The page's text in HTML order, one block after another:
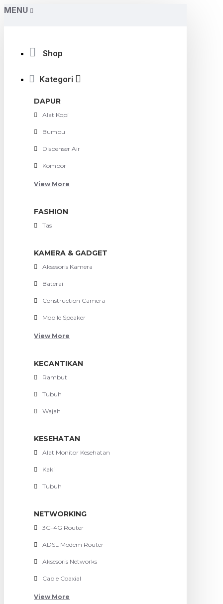
MENU
Shop
Kategori
DAPUR
Alat Kopi
Bumbu
Dispenser Air
Kompor
View More
FASHION
Tas
KAMERA & GADGET
Aksesoris Kamera
Baterai
Construction Camera
Mobile Speaker
View More
KECANTIKAN
Rambut
Tubuh
Wajah
KESEHATAN
Alat Monitor Kesehatan
Kaki
Tubuh
NETWORKING
3G-4G Router
ADSL Modem Router
Aksesoris Networks
Cable Coaxial
View More